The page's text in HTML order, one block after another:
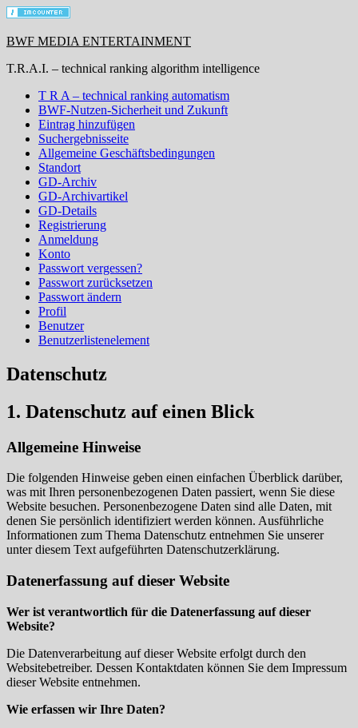
BWF MEDIA ENTERTAINMENT
T.R.A.I. – technical ranking algorithm intelligence
T R A – technical ranking automatism
BWF-Nutzen-Sicherheit und Zukunft
Eintrag hinzufügen
Suchergebnisseite
Allgemeine Geschäftsbedingungen
Standort
GD-Archiv
GD-Archivartikel
GD-Details
Registrierung
Anmeldung
Konto
Passwort vergessen?
Passwort zurücksetzen
Passwort ändern
Profil
Benutzer
Benutzerlistenelement
Datenschutz
1. Datenschutz auf einen Blick
Allgemeine Hinweise
Die folgenden Hinweise geben einen einfachen Überblick darüber,
was mit Ihren personenbezogenen Daten passiert, wenn Sie diese
Website besuchen. Personenbezogene Daten sind alle Daten, mit
denen Sie persönlich identifiziert werden können. Ausführliche
Informationen zum Thema Datenschutz entnehmen Sie unserer
unter diesem Text aufgeführten Datenschutzerklärung.
Datenerfassung auf dieser Website
Wer ist verantwortlich für die Datenerfassung auf dieser
Website?
Die Datenverarbeitung auf dieser Website erfolgt durch den
Websitebetreiber. Dessen Kontaktdaten können Sie dem Impressum
dieser Website entnehmen.
Wie erfassen wir Ihre Daten?